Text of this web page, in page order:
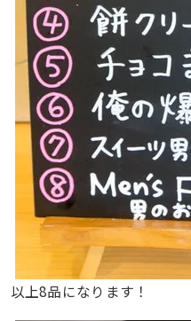
以上8品になります！